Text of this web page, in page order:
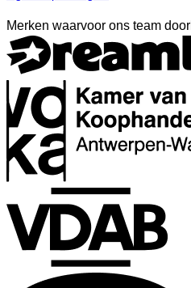
Merken waarvoor ons team